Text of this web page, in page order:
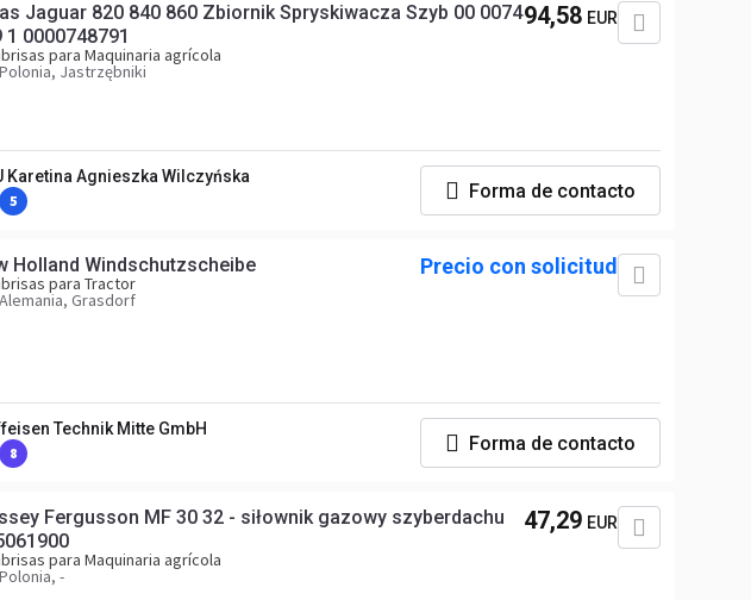
820 840 860 Zbiornik Spryskiwacza Szyb 00 0074
879 1 0000748791
para Maquinaria agrícola
Polonia, Jastrzębniki
94,58 EUR
Karetina Agnieszka Wilczyńska
5 Forma de contacto
Holland Windschutzscheibe
para Tractor
Alemania, Grasdorf
Precio con solicitud
Technik Mitte GmbH
8 Forma de contacto
Fergusson MF 30 32 - siłownik gazowy szyberdachu
para Maquinaria agrícola
Polonia, -
47,29 EUR